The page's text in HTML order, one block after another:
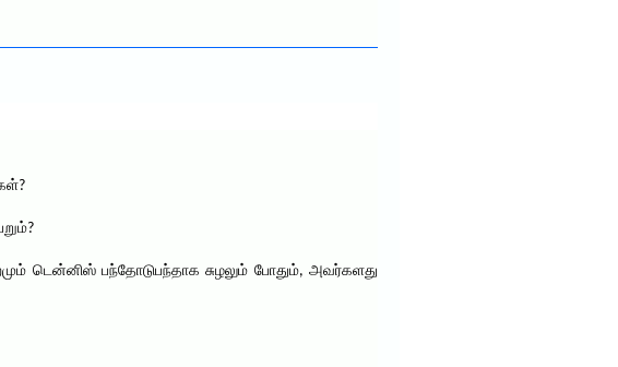
டென்னிஸ் பந்தோடுபந்தாக சுழலும் போதும், அவர்களது